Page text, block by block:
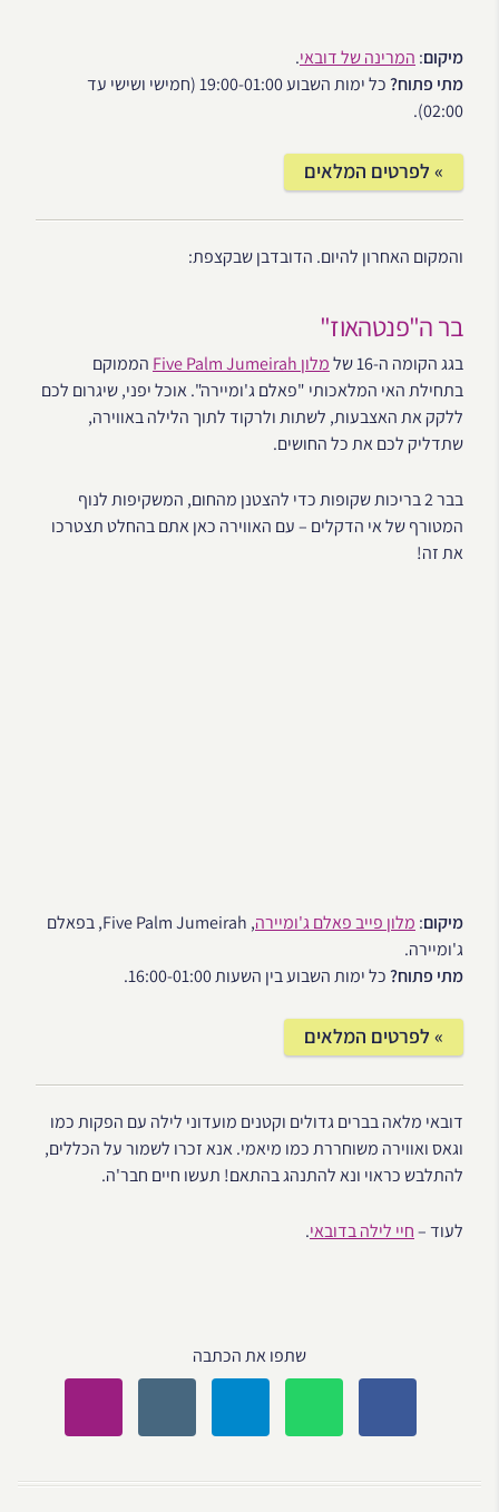
מיקום: המרינה של דובאי.
מתי פתוח?
כל ימות השבוע 19:00-01:00 (חמישי ושישי עד
02:00).
» לפרטים המלאים
והמקום האחרון להיום. הדובדבן שבקצפת:
בר ה"פנטהאוז"
בגג הקומה ה-16 של מלון Five Palm Jumeirah
הממוקם
בתחילת האי המלאכותי "פאלם ג'ומיירה". אוכל יפני, שיגרום לכם
ללקק את האצבעות, לשתות ולרקוד לתוך הלילה באווירה,
שתדליק לכם את כל החושים.
בבר 2 בריכות שקופות כדי להצטנן מהחום, המשקיפות לנוף
המטורף של אי הדקלים – עם האווירה כאן אתם בהחלט תצטרכו
את זה!
מיקום: מלון פייב פאלם ג'ומיירה
, Five Palm Jumeirah, בפאלם
ג'ומיירה.
מתי פתוח?כל ימות השבוע בין השעות 16:00-01:00.
» לפרטים המלאים
דובאי מלאה בברים גדולים וקטנים מועדוני לילה עם הפקות כמו
וגאס ואווירה משוחררת כמו מיאמי. אנא זכרו לשמור על הכללים,
להתלבש כראוי ונא להתנהג בהתאם! תעשו חיים חבר'ה.
לעוד –חיי לילה בדובאי.
שתפו את הכתבה